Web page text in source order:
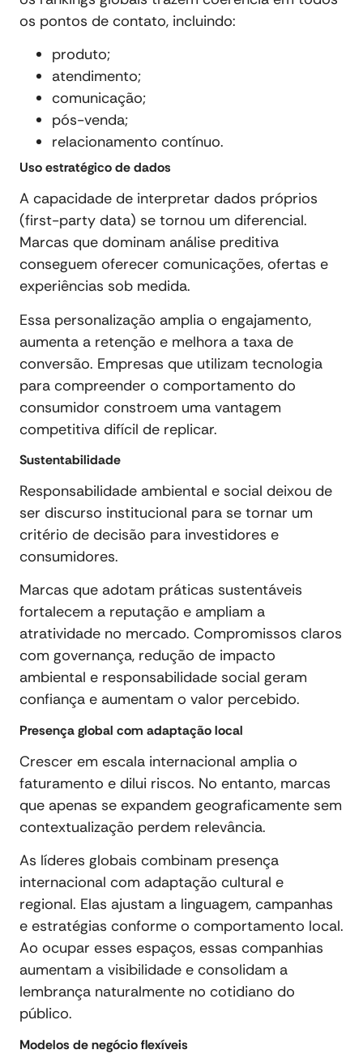
os pontos de contato, incluindo:
produto;
atendimento;
comunicação;
pós-venda;
relacionamento contínuo.
Uso estratégico de dados
A capacidade de interpretar dados próprios
(first-party data) se tornou um diferencial.
Marcas que dominam análise preditiva
conseguem oferecer comunicações, ofertas e
experiências sob medida.
Essa personalização amplia o engajamento,
aumenta a retenção e melhora a taxa de
conversão. Empresas que utilizam tecnologia
para compreender o comportamento do
consumidor constroem uma vantagem
competitiva difícil de replicar.
Sustentabilidade
Responsabilidade ambiental e social deixou de
ser discurso institucional para se tornar um
critério de decisão para investidores e
consumidores.
Marcas que adotam práticas sustentáveis
fortalecem a reputação e ampliam a
atratividade no mercado. Compromissos claros
com governança, redução de impacto
ambiental e responsabilidade social geram
confiança e aumentam o valor percebido.
Presença global com adaptação local
Crescer em escala internacional amplia o
faturamento e dilui riscos. No entanto, marcas
que apenas se expandem geograficamente sem
contextualização perdem relevância.
As líderes globais combinam presença
internacional com adaptação cultural e
regional. Elas ajustam a linguagem, campanhas
e estratégias conforme o comportamento local.
Ao ocupar esses espaços, essas companhias
aumentam a visibilidade e consolidam a
lembrança naturalmente no cotidiano do
público.
Modelos de negócio flexíveis